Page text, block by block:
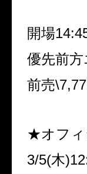
開場
優先前
前売
★オフィ
3/5(木